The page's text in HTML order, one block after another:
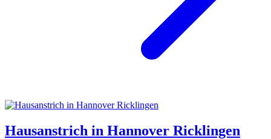
Hausanstrich in Hannover Ricklingen